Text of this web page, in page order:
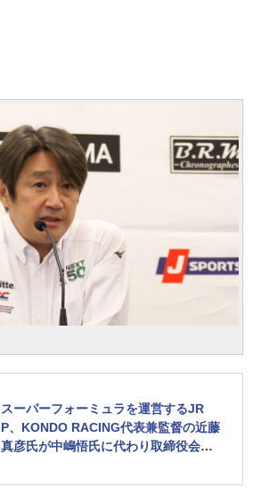
スーパーフォーミュラを運営するJR
P、KONDO RACING代表兼監督の近藤
真彦氏が中嶋悟氏に代わり取締役会長